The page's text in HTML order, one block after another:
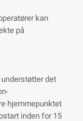
kan
på
det
hjemmepunktet
inden for 15